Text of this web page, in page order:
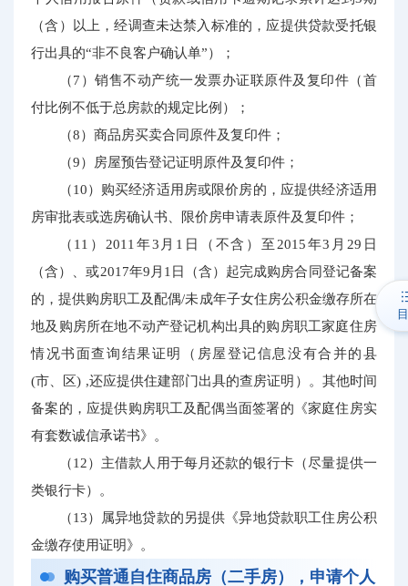
（含）以上，经调查未达禁入标准的，应提供贷款受托银
行出具的“非不良客户确认单”）；
（7）销售不动产统一发票办证联原件及复印件（首
付比例不低于总房款的规定比例）；
（8）商品房买卖合同原件及复印件；
（9）房屋预告登记证明原件及复印件；
（10）购买经济适用房或限价房的，应提供经济适用
房审批表或选房确认书、限价房申请表原件及复印件；
（11）2011年3月1日（不含）至2015年3月29日
（含）、或2017年9月1日（含）起完成购房合同登记备案
的，提供购房职工及配偶/未成年子女住房公积金缴存所在
地及购房所在地不动产登记机构出具的购房职工家庭住房
情况书面查询结果证明（房屋登记信息没有合并的县
(市、区) ,还应提供住建部门出具的查房证明）。其他时间
备案的，应提供购房职工及配偶当面签署的《家庭住房实
有套数诚信承诺书》。
（12）主借款人用于每月还款的银行卡（尽量提供一
类银行卡）。
（13）属异地贷款的另提供《异地贷款职工住房公积
金缴存使用证明》。
购买普通自住商品房（二手房），申请个人